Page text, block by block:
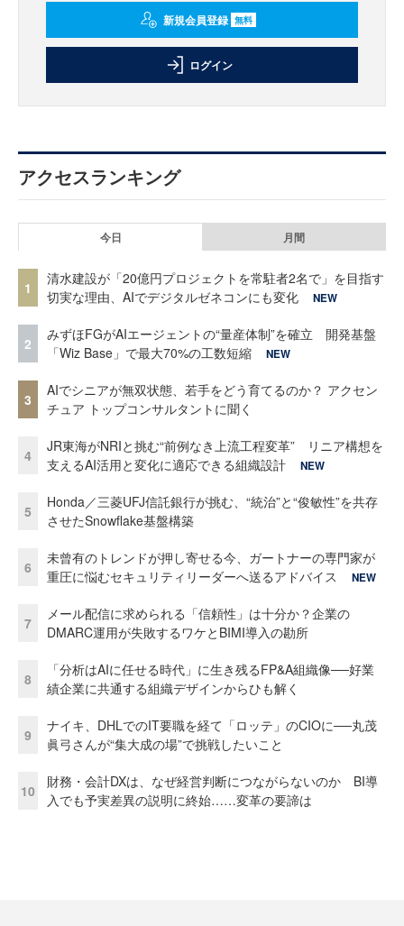
新規会員登録 無料
ログイン
アクセスランキング
今日 月間
1
清水建設が「20億円プロジェクトを常駐者2名で」を目指す
切実な理由、AIでデジタルゼネコンにも変化
NEW
2
みずほFGがAIエージェントの“量産体制”を確立 開発基盤
「Wiz Base」で最大70%の工数短縮
NEW
3
AIでシニアが無双状態、若手をどう育てるのか？ アクセン
チュア トップコンサルタントに聞く
4
JR東海がNRIと挑む“前例なき上流工程変革” リニア構想を
支えるAI活用と変化に適応できる組織設計
NEW
5
Honda／三菱UFJ信託銀行が挑む、“統治”と“俊敏性”を共存
させたSnowflake基盤構築
6
未曾有のトレンドが押し寄せる今、ガートナーの専門家が
重圧に悩むセキュリティリーダーへ送るアドバイス
NEW
7
メール配信に求められる「信頼性」は十分か？企業の
DMARC運用が失敗するワケとBIMI導入の勘所
8
「分析はAIに任せる時代」に生き残るFP&A組織像──好業
績企業に共通する組織デザインからひも解く
9
ナイキ、DHLでのIT要職を経て「ロッテ」のCIOに──丸茂
眞弓さんが“集大成の場”で挑戦したいこと
10
財務・会計DXは、なぜ経営判断につながらないのか BI導
入でも予実差異の説明に終始……変革の要諦は